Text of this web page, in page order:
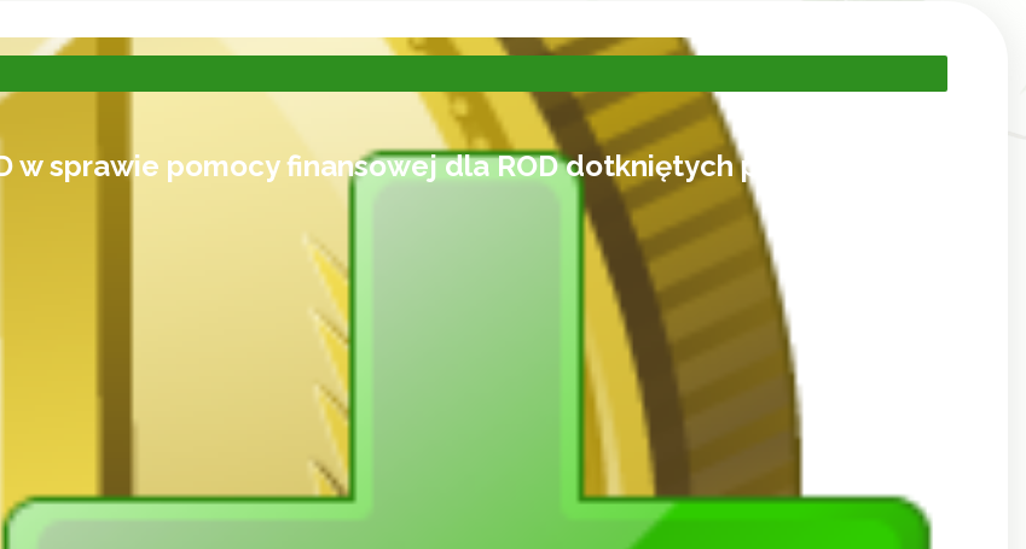
w sprawie pomocy finansowej dla ROD dotkniętych powodzią